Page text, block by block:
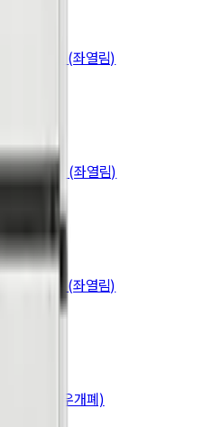
핏 347L (좌열림)
친핏 348L (좌열림)
핏 347L (좌열림)
(우힌지, 우개폐)